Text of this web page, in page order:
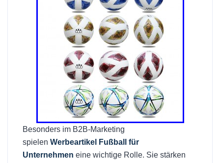
Besonders im B2B-Marketing
spielen Werbeartikel Fußball für
Unternehmen eine wichtige Rolle. Sie stärken